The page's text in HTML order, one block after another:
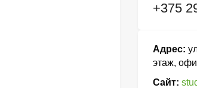
+375
Адрес:
этаж,
Сайт: